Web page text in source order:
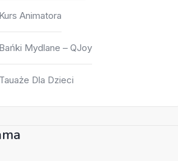
Kurs Animatora
Bańki Mydlane – QJoy
Tauaże Dla Dzieci